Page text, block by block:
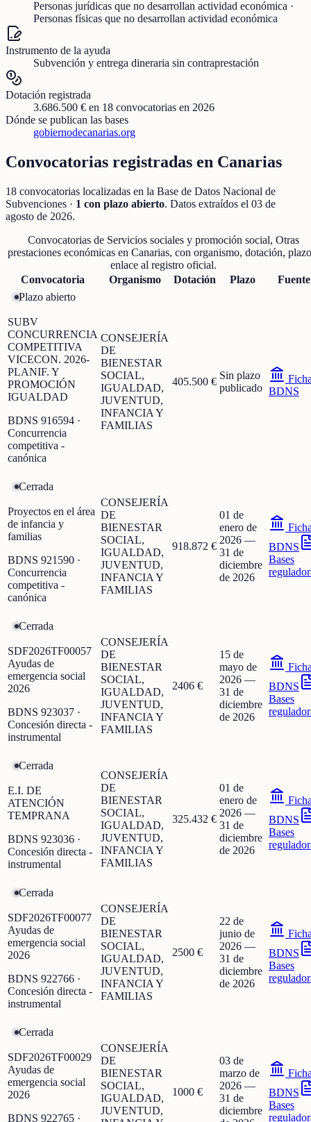
Personas jurídicas que no desarrollan actividad económica ·
Personas físicas que no desarrollan actividad económica
Instrumento de la ayuda
Subvención y entrega dineraria sin contraprestación
Dotación registrada
3.686.500 € en 18 convocatorias en 2026
Dónde se publican las bases
gobiernodecanarias.org
Convocatorias registradas en Canarias
18 convocatorias localizadas en la Base de Datos Nacional de
Subvenciones · 1 con plazo abierto. Datos extraídos el 03 de
agosto de 2026.
Convocatorias de Servicios sociales y promoción social, Otras
prestaciones económicasen Canarias, con organismo, dotación,
enlace al registro oficial.
Convocatoria
Organismo Dotación Plazo
Fuente
Plazo abierto
SUBV
CONCURRENCIA
COMPETITIVA
VICECON. 2026-
PLANIF. Y
PROMOCIÓN
IGUALDAD
BDNS 916594 ·
Concurrencia
competitiva -
canónica
CONSEJERÍA
DE
BIENESTAR
SOCIAL,
IGUALDAD,
JUVENTUD,
INFANCIA Y
FAMILIAS
405.500 €
Sin plazo
publicado BDNS
Cerrada
Proyectos en el área
de infancia y
familias
BDNS 921590 ·
Concurrencia
competitiva -
canónica
CONSEJERÍA
DE
BIENESTAR
SOCIAL,
IGUALDAD,
JUVENTUD,
INFANCIA Y
FAMILIAS
918.872 €
01 de
enero de
2026 —
31 de
diciembre
de 2026
BDNS
Bases
Cerrada
SDF2026TF00057
Ayudas de
emergencia social
2026
BDNS 923037 ·
Concesión directa -
instrumental
CONSEJERÍA
DE
BIENESTAR
SOCIAL,
IGUALDAD,
JUVENTUD,
INFANCIA Y
FAMILIAS
2406 €
15 de
mayo de
2026 —
31 de
diciembre
de 2026
BDNS
Bases
Cerrada
E.I. DE
ATENCIÓN
TEMPRANA
BDNS 923036 ·
Concesión directa -
instrumental
CONSEJERÍA
DE
BIENESTAR
SOCIAL,
IGUALDAD,
JUVENTUD,
INFANCIA Y
FAMILIAS
325.432 €
01 de
enero de
2026 —
31 de
diciembre
de 2026
BDNS
Bases
Cerrada
SDF2026TF00077
Ayudas de
emergencia social
2026
BDNS 922766 ·
Concesión directa -
instrumental
CONSEJERÍA
DE
BIENESTAR
SOCIAL,
IGUALDAD,
JUVENTUD,
INFANCIA Y
FAMILIAS
2500 €
22 de
junio de
2026 —
31 de
diciembre
de 2026
BDNS
Bases
Cerrada
SDF2026TF00029
Ayudas de
emergencia social
2026
BDNS 922765 ·
CONSEJERÍA
DE
BIENESTAR
SOCIAL,
IGUALDAD,
JUVENTUD,
1000 €
03 de
marzo de
2026 —
31 de
diciembre
BDNS
Bases